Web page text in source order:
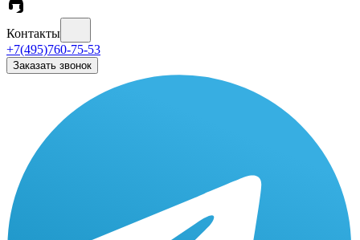
Контакты
+7(495)760-75-53
Заказать звонок